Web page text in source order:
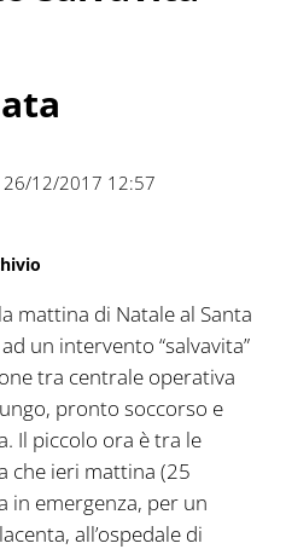
12/2017 12:57
mattina di Natale al Santa
un intervento “salvavita”
tra centrale operativa
pronto soccorso e
Il piccolo ora è tra le
che ieri mattina (25
in emergenza, per un
all’ospedale di